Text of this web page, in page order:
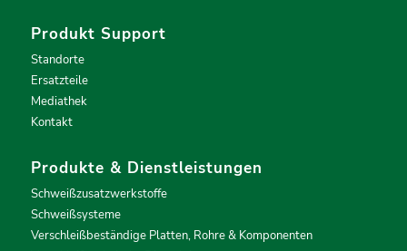
Produkt Support
Standorte
Ersatzteile
Mediathek
Kontakt
Produkte & Dienstleistungen
Schweißzusatzwerkstoffe
Schweißsysteme
Verschleißbeständige Platten, Rohre & Komponenten